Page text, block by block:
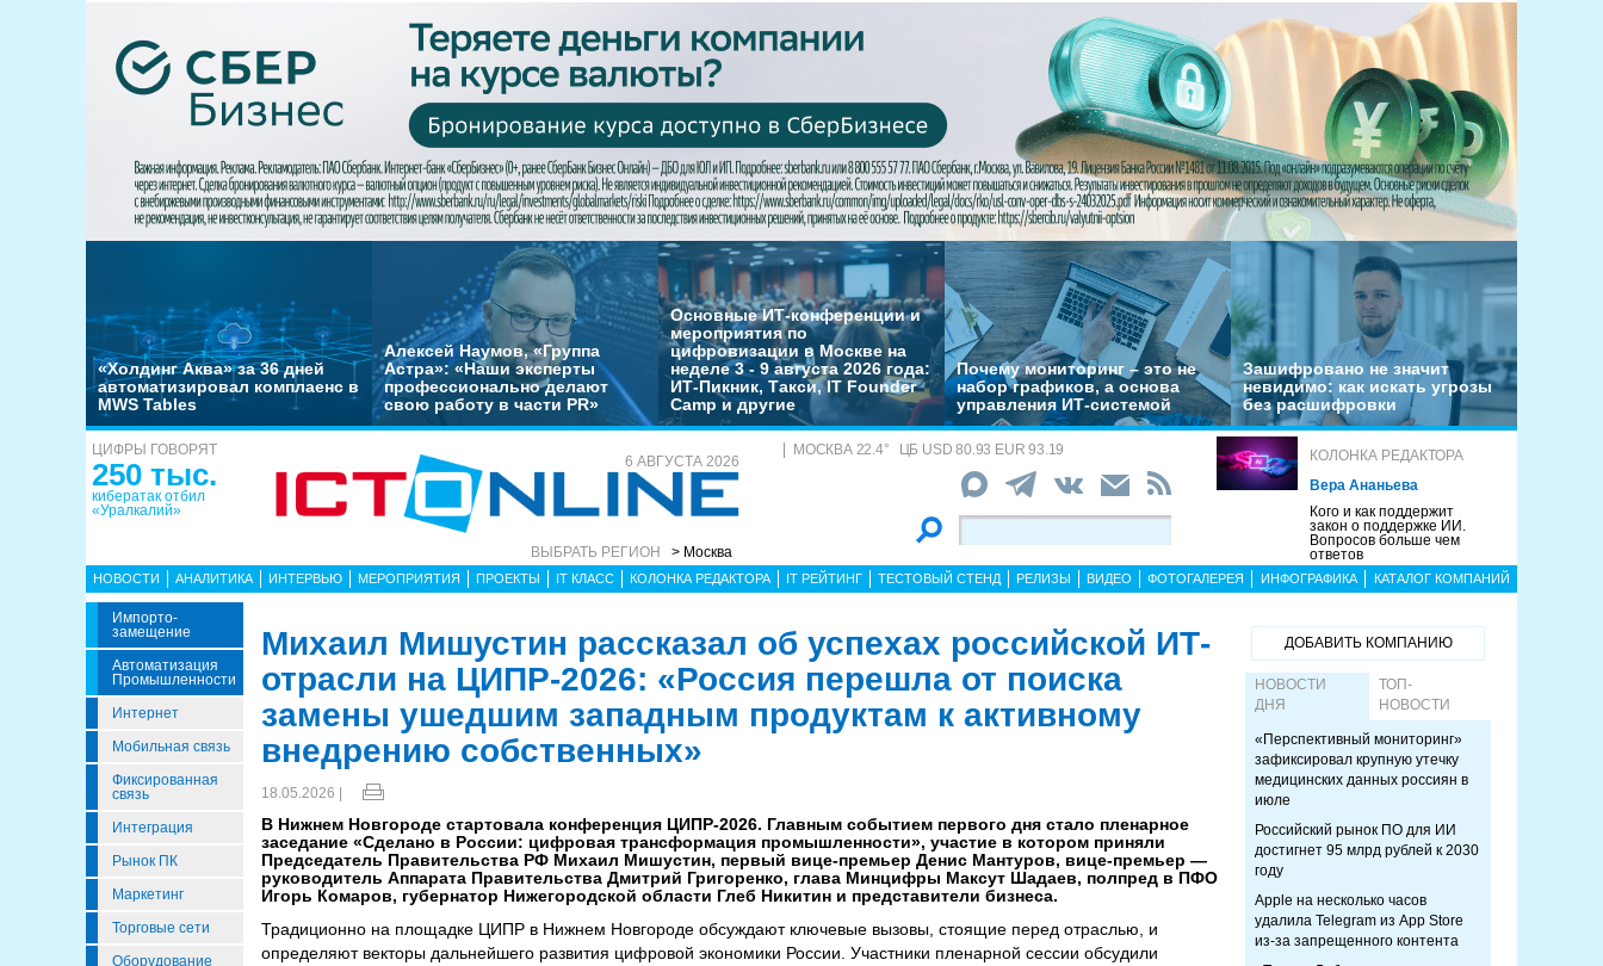
«Холдинг Аква» за 36 дней
автоматизировал комплаенс в
MWS Tables
Алексей Наумов, «Группа
Астра»: «Наши эксперты
профессионально делают
свою работу в части PR»
Основные ИТ-конференции и
мероприятия по
цифровизации в Москве на
неделе 3 - 9 августа 2026 года:
ИТ-Пикник, Такси, IT Founder
Camp и другие
Почему мониторинг – это не
набор графиков, а основа
управления ИТ-системой
Зашифровано не значит
невидимо: как искать угрозы
без расшифровки
ЦИФРЫ ГОВОРЯТ
250 тыс.
кибератак отбил
«Уралкалий»
6 АВГУСТА 2026
ВЫБРАТЬ РЕГИОН > Москва
МОСКВА 22.4° ЦБ USD 80.93 EUR 93.19
КОЛОНКА РЕДАКТОРА
Вера Ананьева
Кого и как поддержит
закон о поддержке ИИ.
Вопросов больше чем
ответов
НОВОСТИ АНАЛИТИКА ИНТЕРВЬЮ МЕРОПРИЯТИЯ ПРОЕКТЫ IT КЛАСС КОЛОНКА РЕДАКТОРА IT РЕЙТИНГ ТЕСТОВЫЙ СТЕНД РЕЛИЗЫ ВИДЕО ФОТОГАЛЕРЕЯ ИНФОГРАФИКА КАТАЛОГ КОМПАНИЙ
Импорто­
Замещение
Автоматизация
Промышленности
Интернет
Мобильная связь
Фиксированная
связь
Интеграция
Рынок ПК
Маркетинг
Торговые сети
Оборудование
Михаил Мишустин рассказал об успехах российской ИТ-
отрасли на ЦИПР-2026: «Россия перешла от поиска
замены ушедшим западным продуктам к активному
внедрению собственных»
18.05.2026 |
В Нижнем Новгороде стартовала конференция ЦИПР-2026. Главным событием первого дня стало пленарное
заседание «Сделано в России: цифровая трансформация промышленности», участие в котором приняли
Председатель Правительства РФ Михаил Мишустин, первый вице-премьер Денис Мантуров, вице-премьер —
руководитель Аппарата Правительства Дмитрий Григоренко, глава Минцифры Максут Шадаев, полпред в ПФО
Игорь Комаров, губернатор Нижегородской области Глеб Никитин и представители бизнеса.
Традиционно на площадке ЦИПР в Нижнем Новгороде обсуждают ключевые вызовы, стоящие перед отраслью, и
определяют векторы дальнейшего развития цифровой экономики России. Участники пленарной сессии обсудили
ДОБАВИТЬ КОМПАНИЮ
НОВОСТИ
ДНЯ
ТОП-
НОВОСТИ
«Перспективный мониторинг»
зафиксировал крупную утечку
медицинских данных россиян в
июле
Российский рынок ПО для ИИ
достигнет 95 млрд рублей к 2030
году
Apple на несколько часов
удалила Telegram из App Store
из-за запрещенного контента